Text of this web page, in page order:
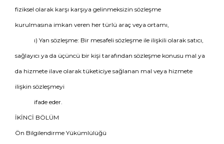
fiziksel olarak karşı karşıya gelinmeksizin sözleşme
kurulmasına imkan veren her türlü araç veya ortamı,
ı) Yan sözleşme: Bir mesafeli sözleşme ile ilişkili olarak satıcı,
sağlayıcı ya da üçüncü bir kişi tarafından sözleşme konusu mal ya
da hizmete ilave olarak tüketiciye sağlanan mal veya hizmete
ilişkin sözleşmeyi
ifade eder.
İKİNCİ BÖLÜM
Ön Bilgilendirme Yükümlülüğü